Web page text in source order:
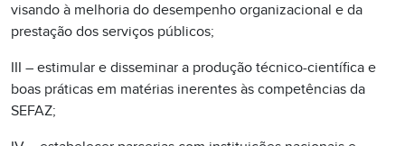
visando à melhoria do desempenho organizacional e da
prestação dos serviços públicos;
III – estimular e disseminar a produção técnico-científica e
boas práticas em matérias inerentes às competências da
SEFAZ;